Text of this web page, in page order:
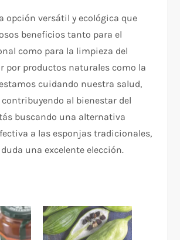
opción versátil y ecológica que
beneficios tanto para el
como para la limpieza del
por productos naturales como la
cuidando nuestra salud,
al bienestar del
buscando una alternativa
a las esponjas tradicionales,
una excelente elección.